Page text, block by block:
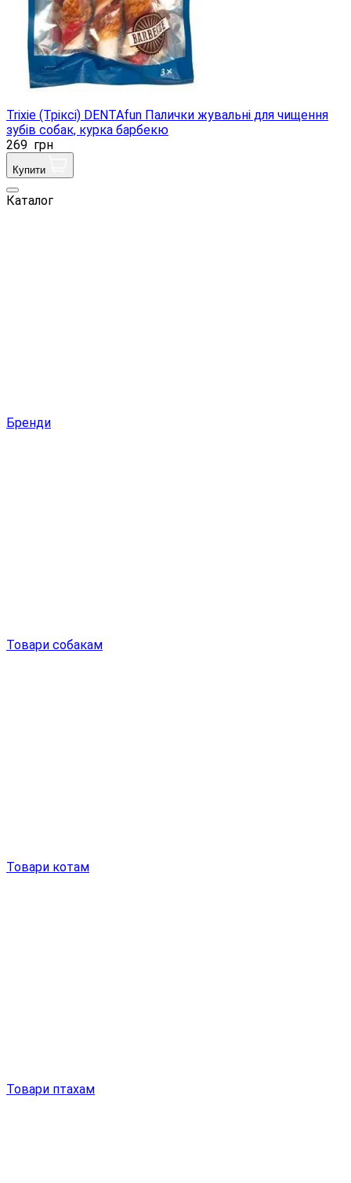
Trixie (Тріксі) DENTAfun Палички жувальні для чищення
зубів собак, курка барбекю
269 грн
Купити
Каталог
Бренди
Товари собакам
Товари котам
Товари птахам